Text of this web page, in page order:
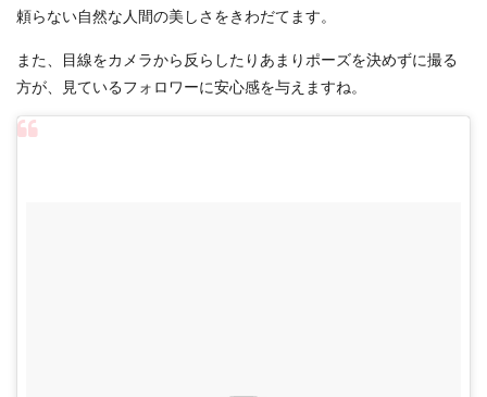
頼らない自然な人間の美しさをきわだてます。
また、目線をカメラから反らしたりあまりポーズを決めずに撮る
方が、見ているフォロワーに安心感を与えますね。